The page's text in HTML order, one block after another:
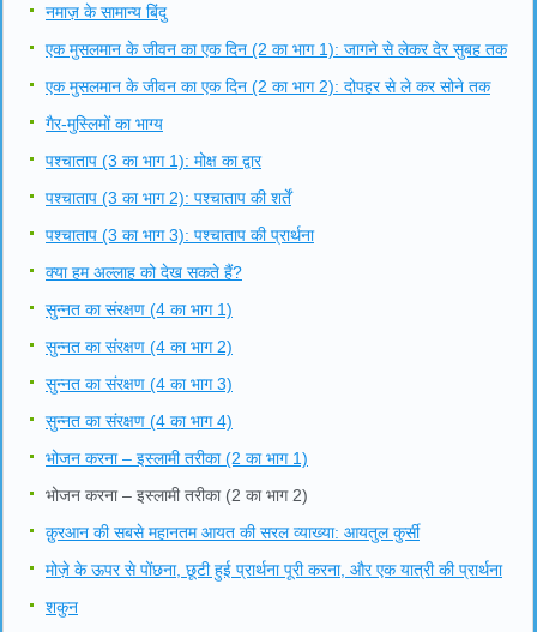
नमाज़ के सामान्य बिंदु
एक मुसलमान के जीवन का एक दिन (2 का भाग 1): जागने से लेकर देर सुबह तक
एक मुसलमान के जीवन का एक दिन (2 का भाग 2): दोपहर से ले कर सोने तक
गैर-मुस्लिमों का भाग्य
पश्चाताप (3 का भाग 1): मोक्ष का द्वार
पश्चाताप (3 का भाग 2): पश्चाताप की शर्तें
पश्चाताप (3 का भाग 3): पश्चाताप की प्रार्थना
क्या हम अल्लाह को देख सकते हैं?
सुन्नत का संरक्षण (4 का भाग 1)
सुन्नत का संरक्षण (4 का भाग 2)
सुन्नत का संरक्षण (4 का भाग 3)
सुन्नत का संरक्षण (4 का भाग 4)
भोजन करना – इस्लामी तरीका (2 का भाग 1)
भोजन करना – इस्लामी तरीका (2 का भाग 2)
क़ुरआन की सबसे महानतम आयत की सरल व्याख्या: आयतुल कुर्सी
मोज़े के ऊपर से पोंछना, छूटी हुई प्रार्थना पूरी करना, और एक यात्री की प्रार्थना
शकुन